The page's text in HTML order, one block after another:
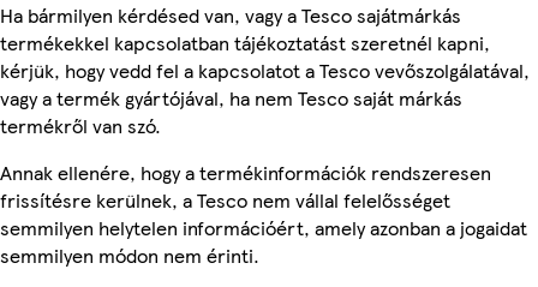
Ha bármilyen kérdésed van, vagy a Tesco sajátmárkás
termékekkel kapcsolatban tájékoztatást szeretnél kapni,
kérjük, hogy vedd fel a kapcsolatot a Tesco vevőszolgálatával,
vagy a termék gyártójával, ha nem Tesco saját márkás
termékről van szó.
Annak ellenére, hogy a termékinformációk rendszeresen
frissítésre kerülnek, a Tesco nem vállal felelősséget
semmilyen helytelen információért, amely azonban a jogaidat
semmilyen módon nem érinti.